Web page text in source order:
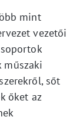
mint
vezetői
műszaki
sőt
őket az